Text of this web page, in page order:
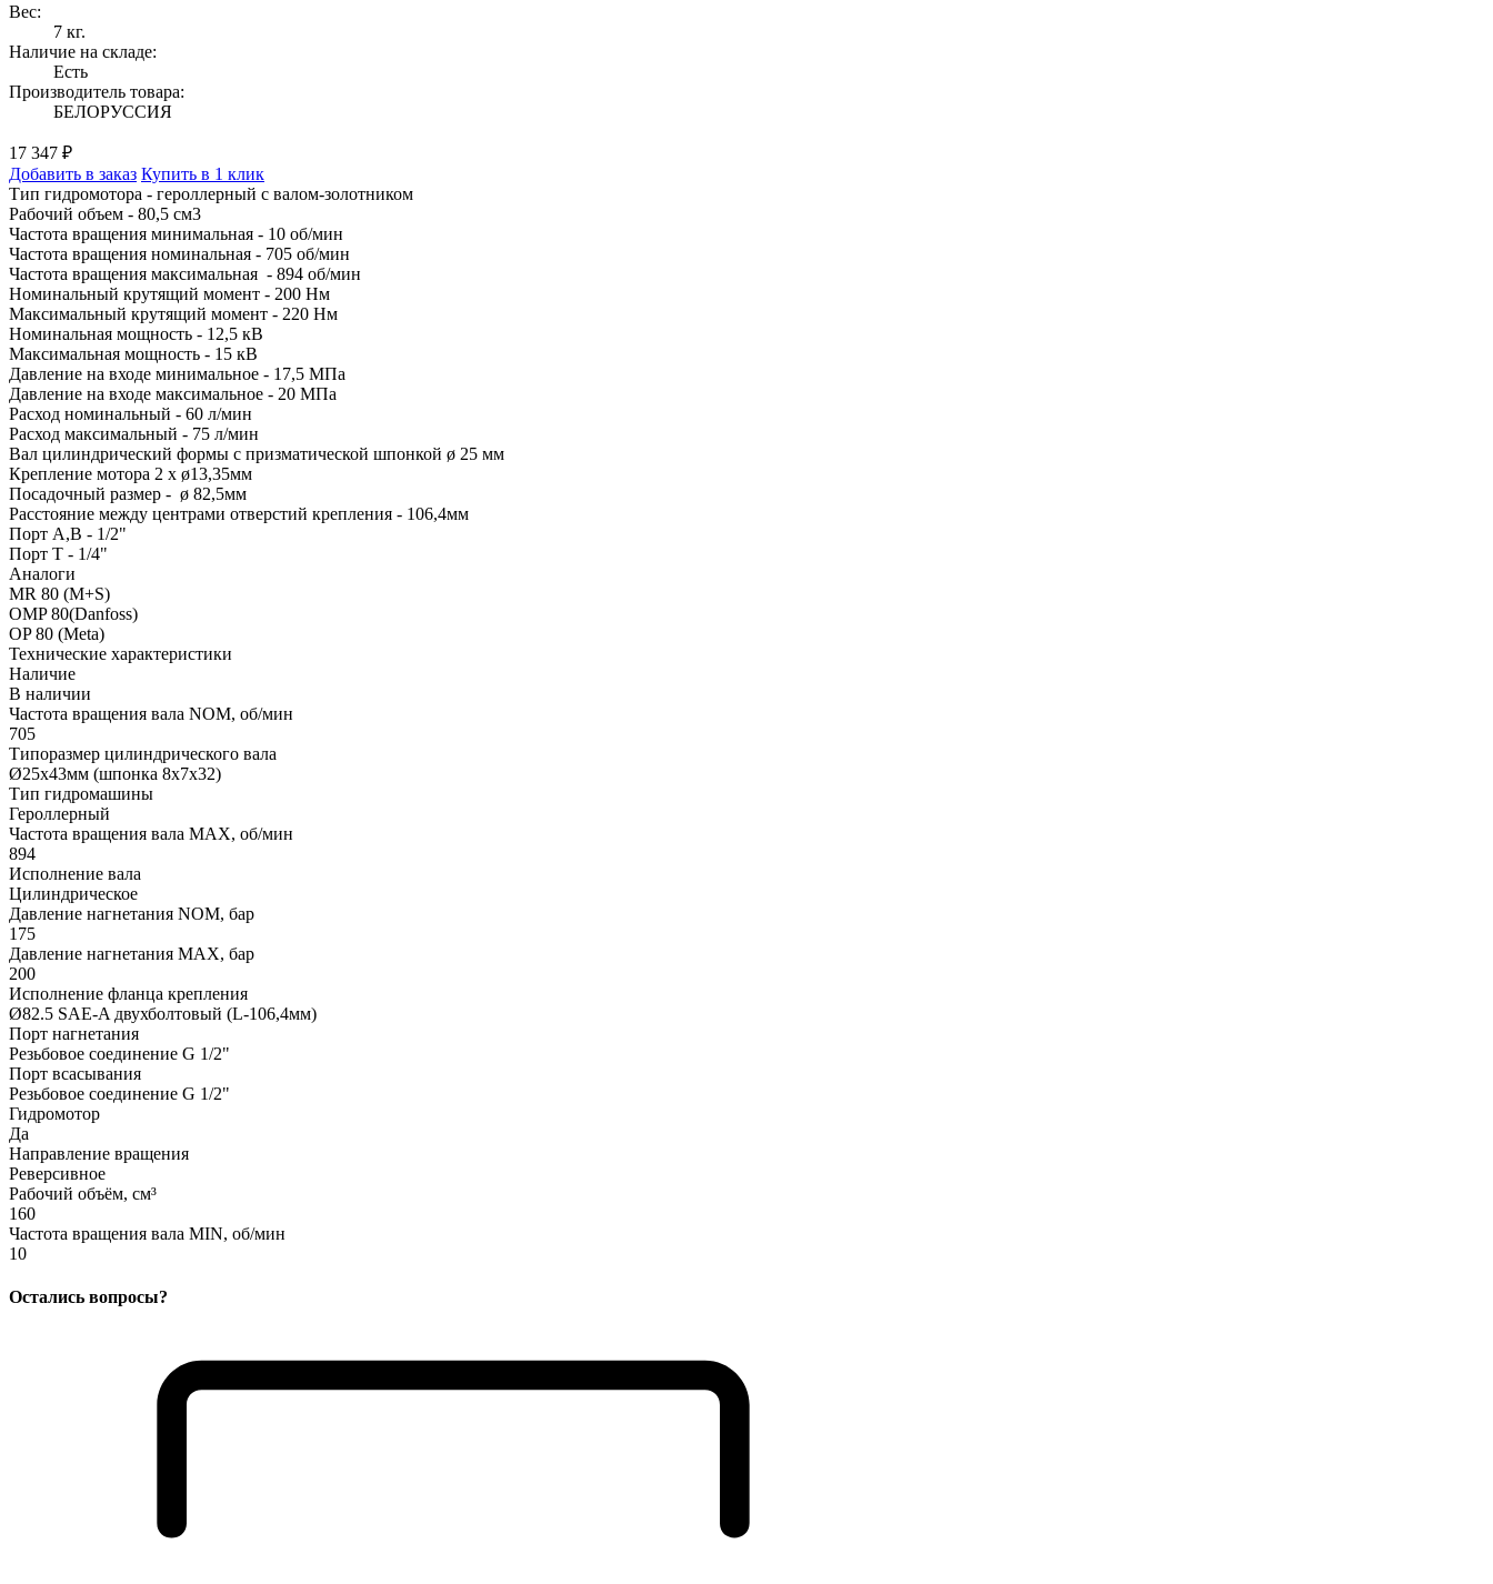
Вес:
7 кг.
Наличие на складе:
Есть
Производитель товара:
БЕЛОРУССИЯ
17 347 ₽
Добавить в заказ Купить в 1 клик
Тип гидромотора - героллерный с валом-золотником
Рабочий объем - 80,5 см3
Частота вращения минимальная - 10 об/мин
Частота вращения номинальная - 705 об/мин
Частота вращения максимальная - 894 об/мин
Номинальный крутящий момент - 200 Нм
Максимальный крутящий момент - 220 Нм
Номинальная мощность - 12,5 кВ
Максимальная мощность - 15 кВ
Давление на входе минимальное - 17,5 МПа
Давление на входе максимальное - 20 МПа
Расход номинальный - 60 л/мин
Расход максимальный - 75 л/мин
Вал цилиндрический формы с призматической шпонкой ø 25 мм
Крепление мотора 2 x ø13,35мм
Посадочный размер - ø 82,5мм
Расстояние между центрами отверстий крепления - 106,4мм
Порт A,B - 1/2"
Порт T - 1/4"
Аналоги
MR 80 (M+S)
OMP 80(Danfoss)
OP 80 (Meta)
Технические характеристики
Наличие
В наличии
Частота вращения вала NOM, об/мин
705
Типоразмер цилиндрического вала
Ø25x43мм (шпонка 8x7x32)
Тип гидромашины
Героллерный
Частота вращения вала MAX, об/мин
894
Исполнение вала
Цилиндрическое
Давление нагнетания NOM, бар
175
Давление нагнетания MAX, бар
200
Исполнение фланца крепления
Ø82.5 SAE-A двухболтовый (L-106,4мм)
Порт нагнетания
Резьбовое соединение G 1/2"
Порт всасывания
Резьбовое соединение G 1/2"
Гидромотор
Да
Направление вращения
Реверсивное
Рабочий объём, см³
160
Частота вращения вала MIN, об/мин
10
Остались вопросы?